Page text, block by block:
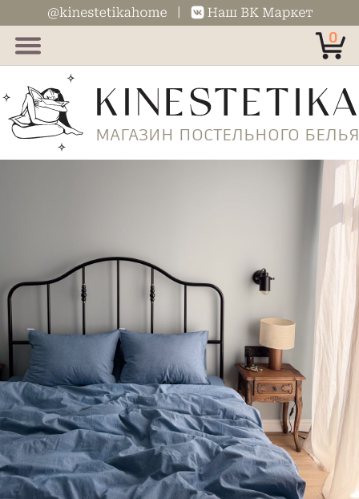
МАГАЗИН
0
На главную
Отзывы
Акции
Оплата и доставка
Возврат
Политика конфиденциальности
Контакты